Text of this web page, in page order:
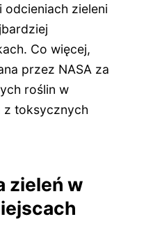
zieleni
Co więcej,
przez NASA za
roślin w
z toksycznych
zieleń w